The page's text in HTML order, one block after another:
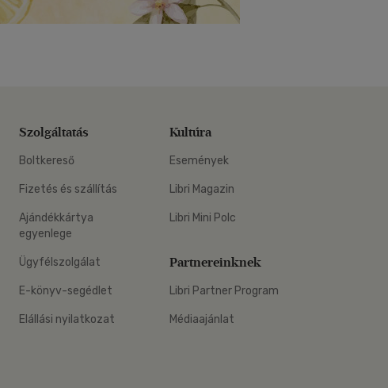
Szolgáltatás
Boltkereső
Fizetés és szállítás
Ajándékkártya
egyenlege
Ügyfélszolgálat
E-könyv-segédlet
Elállási nyilatkozat
Kultúra
Események
Libri Magazin
Libri Mini Polc
Partnereinknek
Libri Partner Program
Médiaajánlat